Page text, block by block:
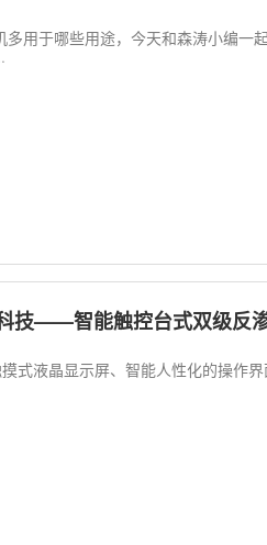
多用于哪些用途，今天和森涛小编
技——智能触控台式双级反
式液晶显示屏、智能人性化的操作